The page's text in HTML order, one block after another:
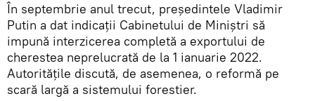
În septembrie anul trecut, președintele Vladimir
Putin a dat indicații Cabinetului de Miniștri să
impună interzicerea completă a exportului de
cherestea neprelucrată de la 1 ianuarie 2022.
Autoritățile discută, de asemenea, o reformă pe
scară largă a sistemului forestier.